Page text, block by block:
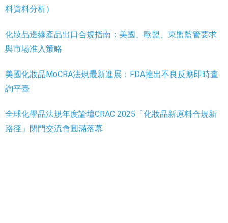
料資料分析）
化妝品邊緣產品出口合規指南：美國、歐盟、東盟監管要求
與市場准入策略
美國化妝品MoCRA法規最新進展：FDA推出不良反應即時查
詢平臺
全球化學品法規年度論壇CRAC 2025「化妝品新原料合規新
路徑」閉門交流會圓滿落幕